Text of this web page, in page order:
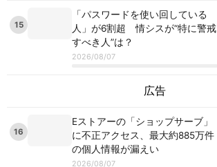
15
「パスワードを使い回している
人」が6割超 情シスが“特に警戒
すべき人”は？
2026/08/07
広告
16
Eストアーの「ショップサーブ」
に不正アクセス、最大約885万件
の個人情報が漏えい
2026/08/07